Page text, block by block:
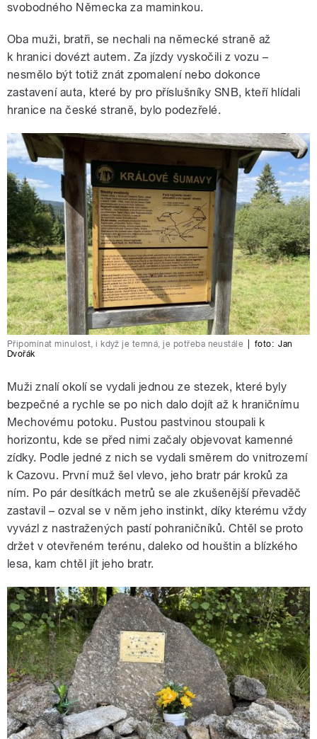
svobodného Německa za maminkou.
Oba muži, bratři, se nechali na německé straně až
k hranici dovézt autem. Za jízdy vyskočili z vozu –
nesmělo být totiž znát zpomalení nebo dokonce
zastavení auta, které by pro příslušníky SNB, kteří hlídali
hranice na české straně, bylo podezřelé.
Připomínat minulost, i když je temná, je potřeba neustále foto: Jan
Dvořák
Muži znalí okolí se vydali jednou ze stezek, které byly
bezpečné a rychle se po nich dalo dojít až k hraničnímu
Mechovému potoku. Pustou pastvinou stoupali k
horizontu, kde se před nimi začaly objevovat kamenné
zídky. Podle jedné z nich se vydali směrem do vnitrozemí
k Cazovu. První muž šel vlevo, jeho bratr pár kroků za
ním. Po pár desítkách metrů se ale zkušenější převaděč
zastavil – ozval se v něm jeho instinkt, díky kterému vždy
vyvázl z nastražených pastí pohraničníků. Chtěl se proto
držet v otevřeném terénu, daleko od houštin a blízkého
lesa, kam chtěl jít jeho bratr.